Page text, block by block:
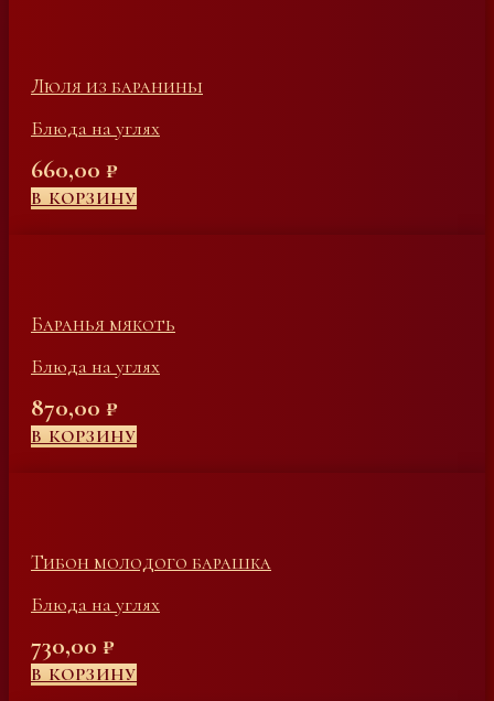
Люля из баранины
Блюда на углях
660,00 ₽
В КОРЗИНУ
Баранья мякоть
Блюда на углях
870,00 ₽
В КОРЗИНУ
Тибон молодого барашка
Блюда на углях
730,00 ₽
В КОРЗИНУ